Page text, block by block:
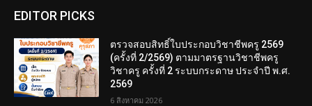
EDITOR PICKS
ตรวจสอบสิทธิ์ใบประกอบวิชาชีพครู 2569
(ครั้งที่ 2/2569) ตามมาตรฐานวิชาชีพครู
วิชาครู ครั้งที่ 2 ระบบกระดาษ ประจำปี พ.ศ.
2569
6 สิงหาคม 2026